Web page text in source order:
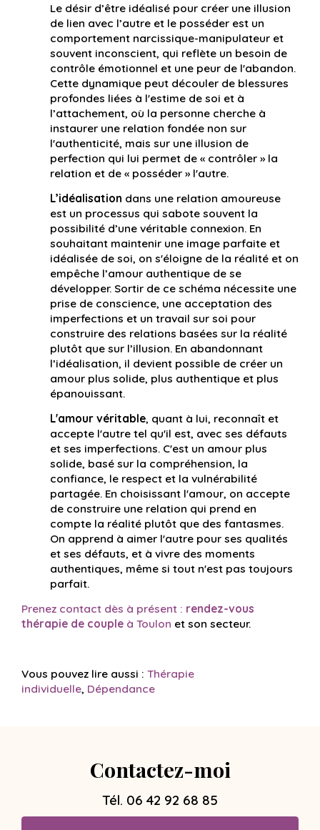
Le désir d’être idéalisé pour créer une illusion
de lien avec l’autre et le posséder est un
comportement narcissique-manipulateur et
souvent inconscient, qui reflète un besoin de
contrôle émotionnel et une peur de l'abandon.
Cette dynamique peut découler de blessures
profondes liées à l'estime de soi et à
l’attachement, où la personne cherche à
instaurer une relation fondée non sur
l'authenticité, mais sur une illusion de
perfection qui lui permet de « contrôler » la
relation et de « posséder » l'autre.
L’idéalisation dans une relation amoureuse
est un processus qui sabote souvent la
possibilité d’une véritable connexion. En
souhaitant maintenir une image parfaite et
idéalisée de soi, on s'éloigne de la réalité et on
empêche l’amour authentique de se
développer. Sortir de ce schéma nécessite une
prise de conscience, une acceptation des
imperfections et un travail sur soi pour
construire des relations basées sur la réalité
plutôt que sur l’illusion. En abandonnant
l’idéalisation, il devient possible de créer un
amour plus solide, plus authentique et plus
épanouissant.
L'amour véritable, quant à lui, reconnaît et
accepte l'autre tel qu'il est, avec ses défauts
et ses imperfections. C'est un amour plus
solide, basé sur la compréhension, la
confiance, le respect et la vulnérabilité
partagée. En choisissant l'amour, on accepte
de construire une relation qui prend en
compte la réalité plutôt que des fantasmes.
On apprend à aimer l'autre pour ses qualités
et ses défauts, et à vivre des moments
authentiques, même si tout n'est pas toujours
parfait.
Prenez contact dès à présent : rendez-vous
thérapie de couple à Toulon et son secteur.
Vous pouvez lire aussi : Thérapie
individuelle, Dépendance
Contactez-moi
Tél. 06 42 92 68 85